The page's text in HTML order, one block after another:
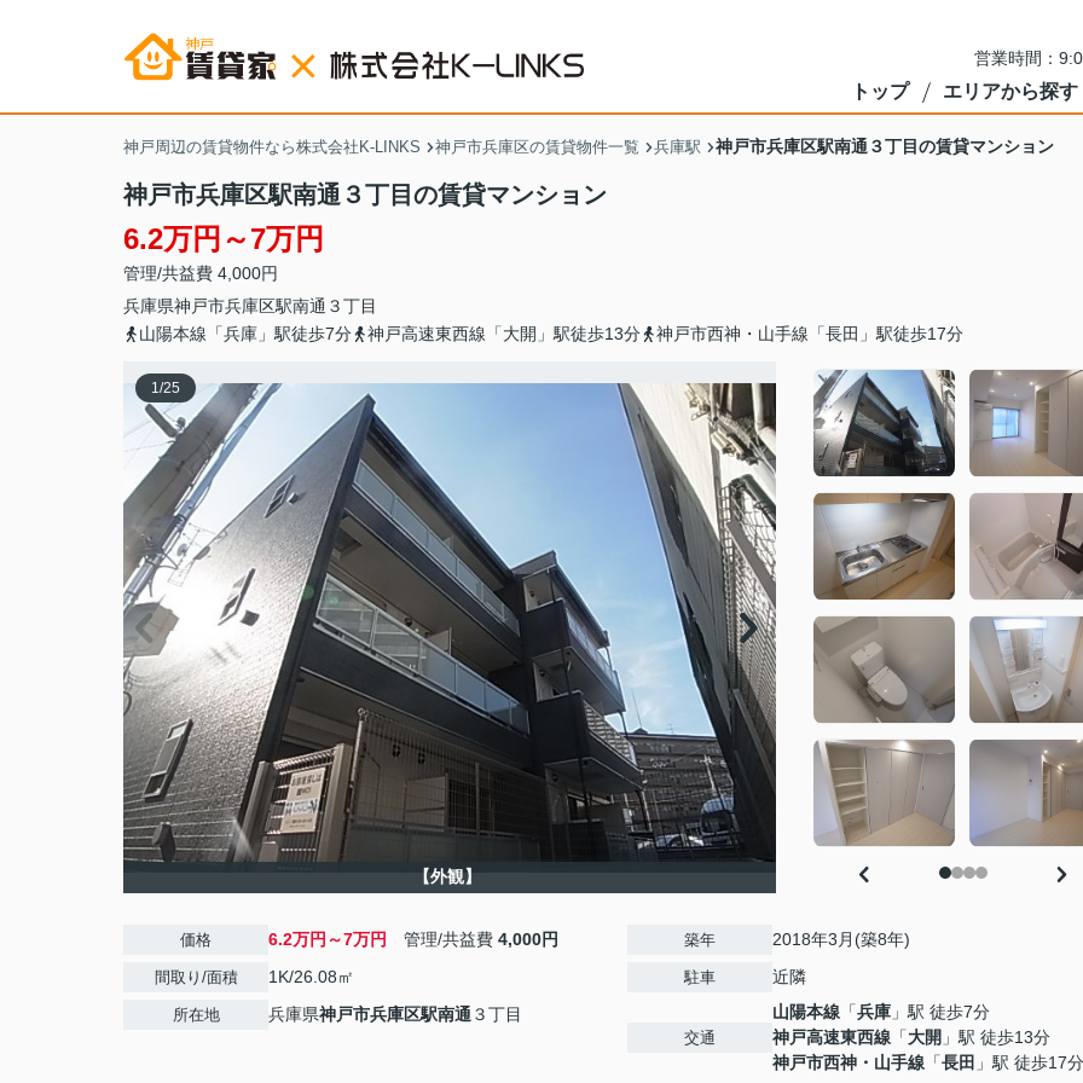
営業時間：
トップ エリアから探す
神戸周辺の賃貸物件なら株式会社K-LINKS 神戸市兵庫区の賃貸物件一覧 兵庫駅 神戸市兵庫区駅南通３丁目の賃貸マンション
神戸市兵庫区駅南通３丁目の賃貸マンション
6.2万円～7万円
管理/共益費 4,000円
兵庫県神戸市兵庫区駅南通 ３丁目
山陽本線「兵庫」駅徒歩7分
神戸高速東西線「大開」駅徒歩13分 神戸市西神・山手線「長田」駅徒歩17分
1/25
【外観】
価格 6.2万円～7万円 管理/共益費 4,000円
間取り/面積 1K/26.08㎡
所在地 兵庫県神戸市兵庫区駅南通 ３丁目
築年 2018年3月(築8年)
駐車 近隣
交通
山陽本線 「兵庫 」駅 徒歩7分
神戸高速東西線 「大開 」駅 徒歩13分
神戸市西神・山手線 「長田 」駅 徒歩17分